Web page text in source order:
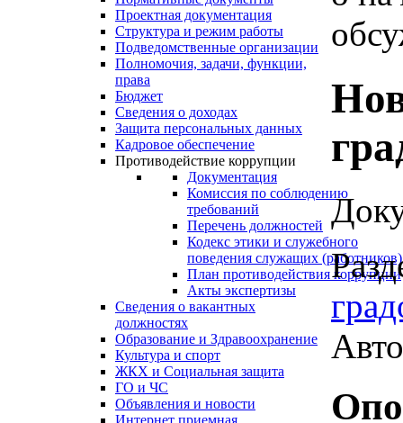
Проектная документация
Структура и режим работы
Подведомственные организации
Полномочия, задачи, функции,
права
Бюджет
Сведения о доходах
Защита персональных данных
Кадровое обеспечение
Противодействие коррупции
Документация
Комиссия по соблюдению
требований
Перечень должностей
Кодекс этики и служебного
поведения служащих (работников)
План противодействия коррупции
Акты экспертизы
Сведения о вакантных
должностях
Образование и Здравоохранение
Культура и спорт
ЖКХ и Социальная защита
ГО и ЧС
Объявления и новости